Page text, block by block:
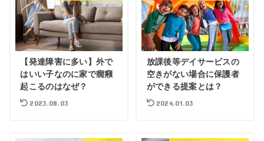
【発達障害に多い】外で
はいい子なのに家で癇癪
起こるのはなぜ？
2023.08.03
放課後等デイサービスの
空きがない場合に保護者
ができる提案とは？
2024.01.03